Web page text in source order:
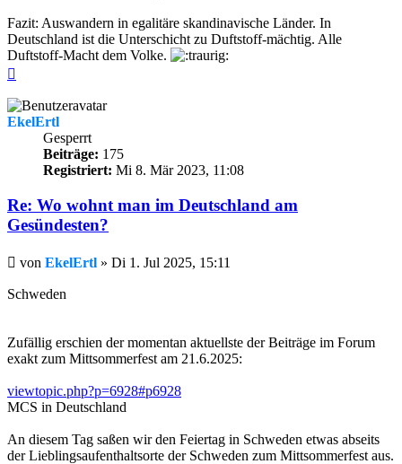
Fazit: Auswandern in egalitäre skandinavische Länder. In
Deutschland ist die Unterschicht zu Duftstoff-mächtig. Alle
Duftstoff-Macht dem Volke.
EkelErtl
Gesperrt
Beiträge: 175
Registriert: Mi 8. Mär 2023, 11:08
Re: Wo wohnt man im Deutschland am
Gesündesten?
Beitrag
von EkelErtl » Di 1. Jul 2025, 15:11
Schweden
Zufällig erschien der momentan aktuellste der Beiträge im Forum
exakt zum Mittsommerfest am 21.6.2025:
viewtopic.php?p=6928#p6928
MCS in Deutschland
An diesem Tag saßen wir den Feiertag in Schweden etwas abseits
der Lieblingsaufenthaltsorte der Schweden zum Mittsommerfest aus.